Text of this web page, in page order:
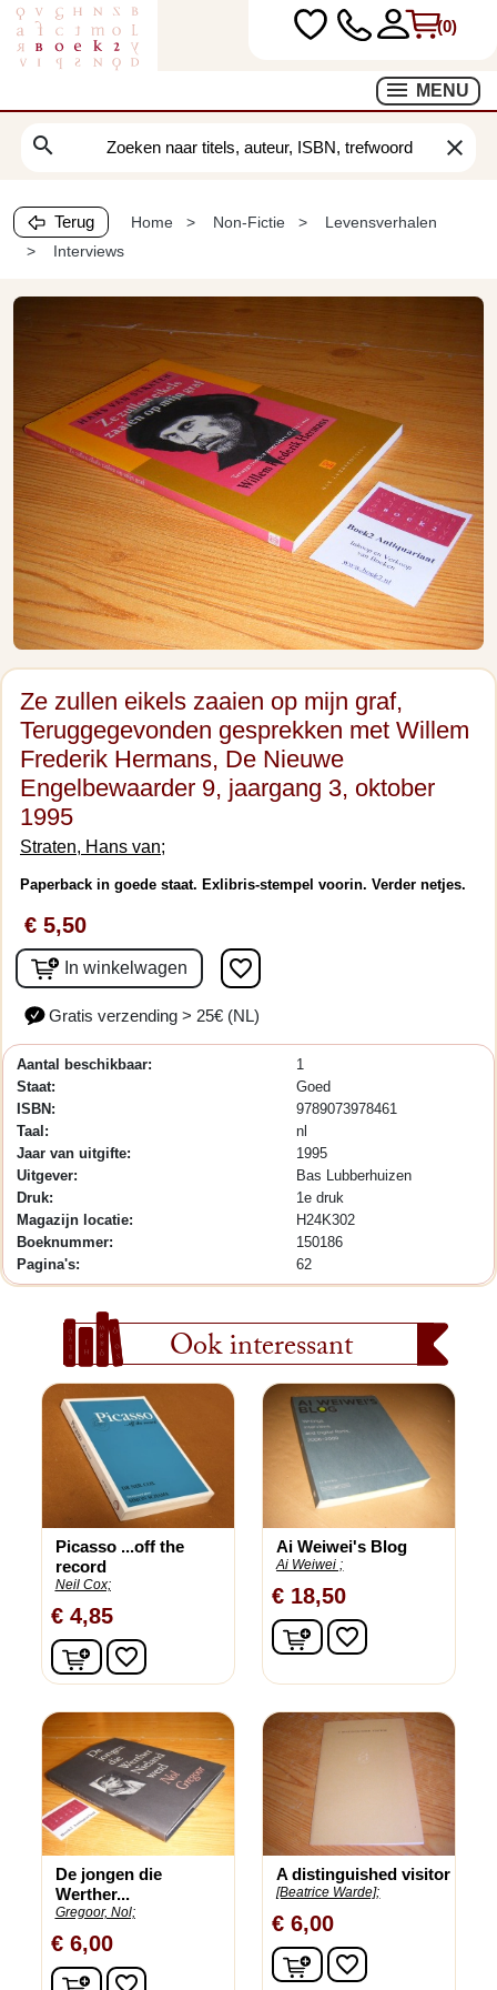
(0)
MENU
search clear
Terug Home Non-Fictie
Levensverhalen
Interviews
Ze zullen eikels zaaien op mijn graf,
Teruggegevonden gesprekken met Willem
Frederik Hermans, De Nieuwe
Engelbewaarder 9, jaargang 3, oktober
1995
Straten, Hans van;
Paperback in goede staat. Exlibris-stempel voorin. Verder netjes.
€ 5,50
In winkelwagen favorite_border
Gratis verzending > 25€ (NL)
Aantal beschikbaar:
1
Staat:
Goed
ISBN:
9789073978461
Taal:
nl
Jaar van uitgifte:
1995
Uitgever:
Bas Lubberhuizen
Druk:
1e druk
Magazijn locatie:
H24K302
Boeknummer:
150186
Pagina's:
62
Ook interessant
Picasso ...off the
record
Neil Cox;
€ 4,85
In winkelwagen
favorite_border
Ai Weiwei's Blog
Ai Weiwei ;
€ 18,50
In winkelwagen
favorite_border
De jongen die
Werther...
Gregoor, Nol;
€ 6,00
In winkelwagen
favorite_border
A distinguished visitor
[Beatrice Warde];
€ 6,00
In winkelwagen
favorite_border